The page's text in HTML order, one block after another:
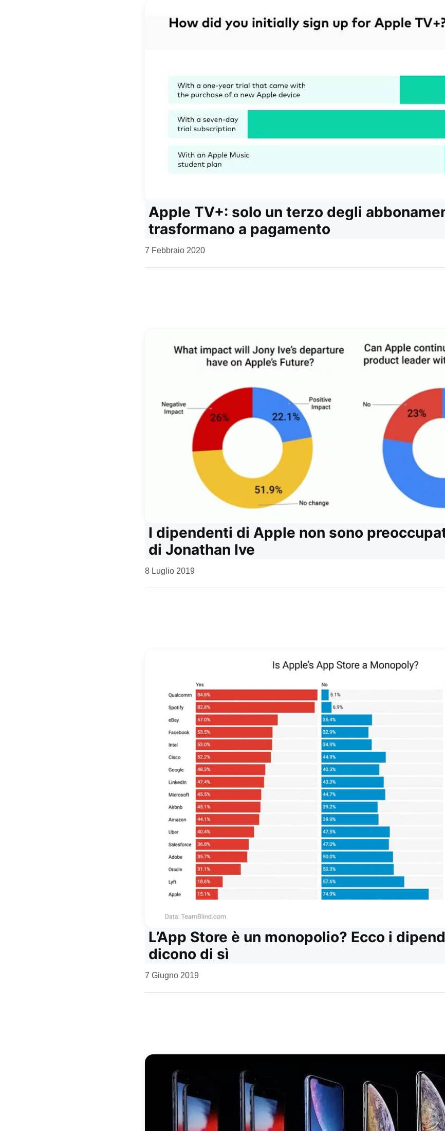
Apple TV+: solo un terzo degli
trasformano a pagamento
da
7 Febbraio 2020
I dipendenti di Apple non sono
di Jonathan Ive
da
8 Luglio 2019
L’App Store è un monopolio? Ecco i
dicono di sì
da
7 Giugno 2019